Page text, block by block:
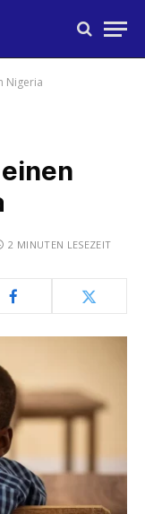
Nigeria
2 MINUTEN LESEZEIT